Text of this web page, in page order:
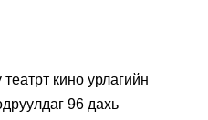
кино урлагийн
96 дахь